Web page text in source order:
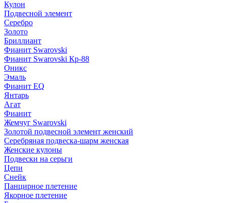
Кулон
Подвесной элемент
Серебро
Золото
Бриллиант
Фианит Swarovski
Фианит Swarovski Кр-88
Оникс
Эмаль
Фианит EQ
Янтарь
Агат
Фианит
Жемчуг Swarovski
Золотой подвесной элемент женcкий
Серебряная подвеска-шарм женская
Женские кулоны
Подвески на серьги
Цепи
Снейк
Панцирное плетение
Якорное плетение